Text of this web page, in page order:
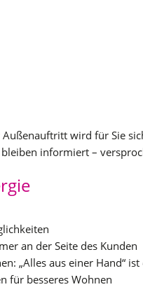
wird für Sie
informiert –
an der Seite des Kunden
„Alles aus einer Hand“
für besseres Wohnen